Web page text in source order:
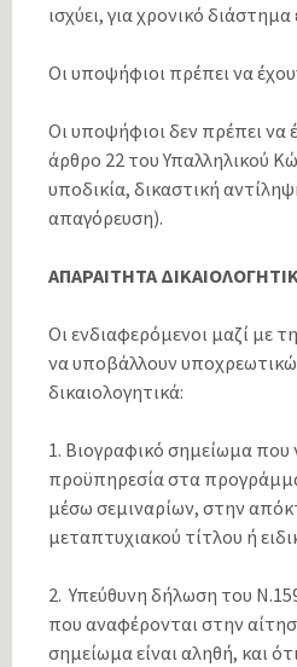
ισχύει, για χρονικό
Οι υποψήφιοι πρέπει να
Οι υποψήφιοι δεν πρέπει να
άρθρο 22 του Υπαλληλικού
υποδικία, δικαστική
απαγόρευση).
ΑΠΑΡΑΙΤΗΤΑ
Οι ενδιαφερόμενοι μαζί με
να υποβάλλουν
δικαιολογητικά:
1. Βιογραφικό σημείωμα που
προϋπηρεσία στα
μέσω σεμιναρίων, στην
μεταπτυχιακού τίτλου ή
2. Υπεύθυνη δήλωση του
που αναφέρονται στην
σημείωμα είναι αληθή, και